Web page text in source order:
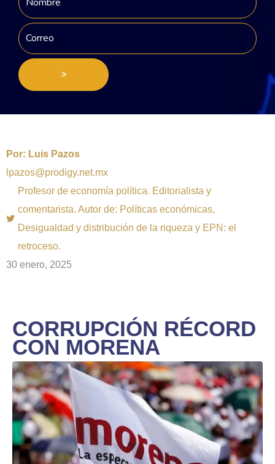
>
Por: Luis Pazos
lpazos@prodigy.net.mx
Profesor de economía política. Editorialista y
comentarista. Autor de: Políticas económicas,
Desigualdad y distribución de la riqueza y EPN: el
retroceso.
30 enero, 2025
CORRUPCIÓN RÉCORD
CON MORENA